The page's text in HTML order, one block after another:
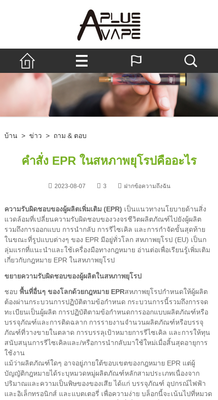
บ้าน > ข่าว > ถาม & ตอบ
คำสั่ง EPR ในสหภาพยุโรปคืออะไร
2023-08-07 3 ฝากข้อความถึงฉัน
ความรับผิดชอบของผู้ผลิตเพิ่มเติม (EPR) เป็นแนวทางนโยบายด้านสิ่ง
แวดล้อมที่เปลี่ยนความรับผิดชอบของวงจรชีวิตผลิตภัณฑ์ไปยังผู้ผลิต
รวมถึงการออกแบบ การนำกลับ การรีไซเคิล และการกำจัดขั้นสุดท้าย
ในขณะที่รูปแบบต่างๆ ของ EPR มีอยู่ทั่วโลก สหภาพยุโรป (EU) เป็นก
ลุ่มแรกที่แนะนำและใช้เครื่องมือทางกฎหมาย อ่านต่อเพื่อเรียนรู้เพิ่มเติม
เกี่ยวกับกฎหมาย EPR ในสหภาพยุโรป
ขยายความรับผิดชอบของผู้ผลิตในสหภาพยุโรป
ชอบ พื้นที่อื่นๆ ของโลกด้วยกฎหมาย EPRสหภาพยุโรปกำหนดให้ผู้ผลิต
ต้องผ่านกระบวนการปฏิบัติตามข้อกำหนด กระบวนการนี้รวมถึงการจด
ทะเบียนเป็นผู้ผลิต การปฏิบัติตามข้อกำหนดการออกแบบผลิตภัณฑ์หรือ
บรรจุภัณฑ์และการติดฉลาก การรายงานจำนวนผลิตภัณฑ์หรือบรรจุ
ภัณฑ์ที่วางขายในตลาด การบรรลุเป้าหมายการรีไซเคิล และการให้ทุน
สนับสนุนการรีไซเคิลและ/หรือการนำกลับมาใช้ใหม่เมื่อสิ้นสุดอายุการ
ใช้งาน
แม้ว่าผลิตภัณฑ์ใดๆ อาจอยู่ภายใต้ขอบเขตของกฎหมาย EPR แต่ผู้
บัญญัติกฎหมายได้ระบุหมวดหมู่ผลิตภัณฑ์หลักสามประเภทเนื่องจาก
ปริมาณและความเป็นพิษของของเสีย ได้แก่ บรรจุภัณฑ์ อุปกรณ์ไฟฟ้า
และอิเล็กทรอนิกส์ และแบตเตอรี่ เพื่อความง่าย บล็อกนี้จะเน้นไปที่หมวด